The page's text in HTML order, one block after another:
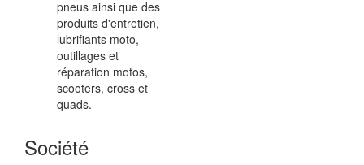
pneus ainsi que des
produits d'entretien,
lubrifiants moto,
outillages et
réparation motos,
scooters, cross et
quads.
Société